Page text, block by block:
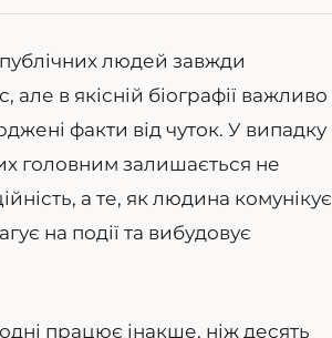
людей завжди
але в якісній біографії важливо
факти від чуток. У випадку
головним залишається не
а те, як людина комунікує
на події та вибудовує
працює інакше, ніж десять